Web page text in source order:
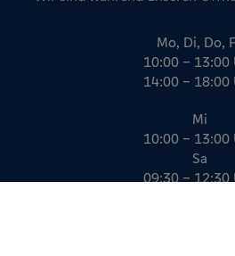
Mo, Di, Do,
10:00 – 13:00
14:00 – 18:00
Mi
10:00 – 13:00
Sa
09:30 – 12:30